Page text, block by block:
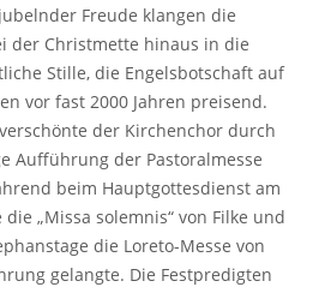
Freude klangen die
der Christmette hinaus in die
Stille, die Engelsbotschaft auf
vor fast 2000 Jahren preisend.
der Kirchenchor durch
Aufführung der Pastoralmesse
beim Hauptgottesdienst am
„Missa solemnis“ von Filke und
die Loreto-Messe von
gelangte. Die Festpredigten